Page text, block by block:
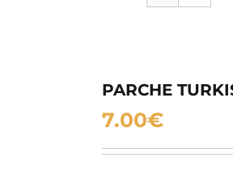
OCASIÓN
PARCHE
7.00€